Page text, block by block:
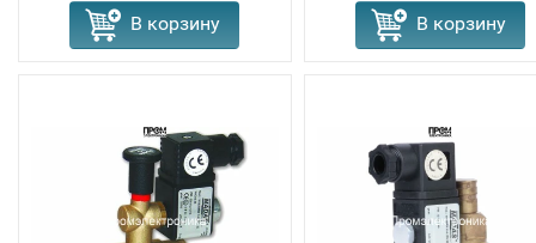
В корзину В корзину